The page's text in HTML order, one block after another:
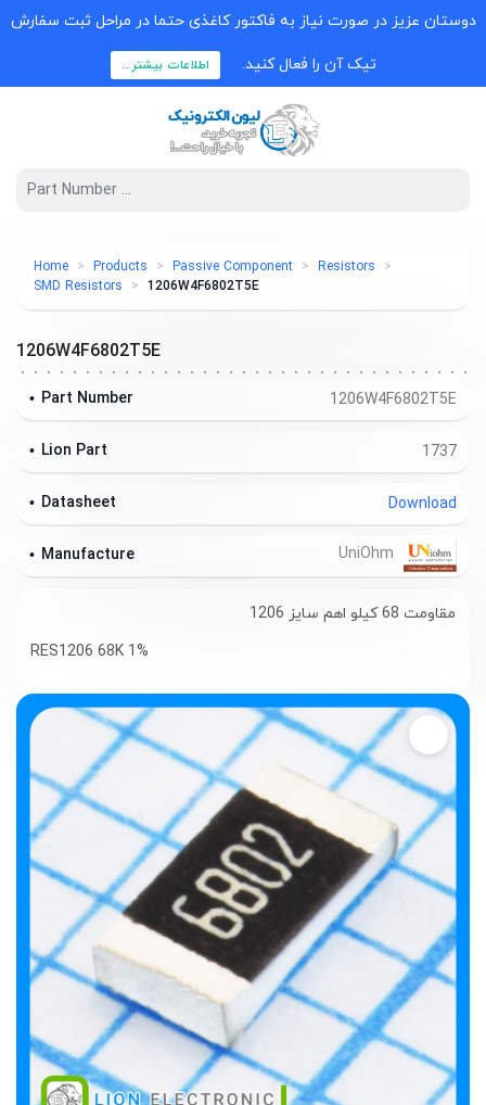
دوستان عزیز در صورت نیاز به فاکتور کاغذی حتما در مراحل ثبت سفارش
تیک آن را فعال کنید. اطلاعات بیشتر...
Home Products Passive Component
Resistors
SMD Resistors
1206W4F6802T5E
1206W4F6802T5E
1206W4F6802T5E
Part Number
1737
Lion Part
Download
Datasheet
Manufacture
مقاومت 68 کیلو اهم سایز 1206
RES1206 68K 1%